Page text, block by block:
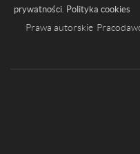
prywatności. Polityka cookies
Prawa autorskie